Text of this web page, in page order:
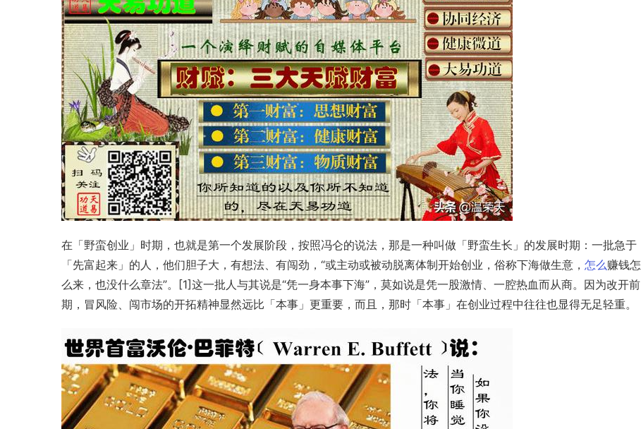
在「野蛮创业」时期，也就是第一个发展阶段，按照冯仑的说法，那是一种叫做「野蛮生长」的发展时期：一批急于
「先富起来」的人，他们胆子大，有想法、有闯劲，“或主动或被动脱离体制开始创业，俗称下海做生意， 怎么赚钱怎
么来，也没什么章法”。[1]这一批人与其说是“凭一身本事下海”，莫如说是凭一股激情、一腔热血而从商。因为改开前
期，冒风险、闯市场的开拓精神显然远比「本事」更重要，而且，那时「本事」在创业过程中往往也显得无足轻重。